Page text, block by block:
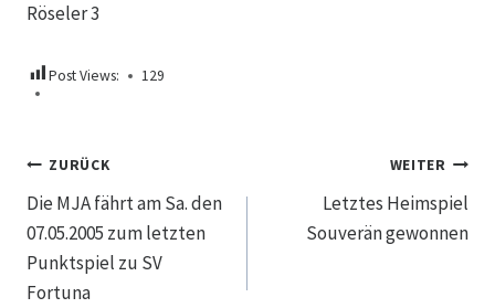
Röseler 3
Post Views: 129
Beitragsnavigation
ZURÜCK
Die MJA fährt am Sa. den
07.05.2005 zum letzten
Punktspiel zu SV
Fortuna
WEITER
Letztes Heimspiel
Souverän gewonnen